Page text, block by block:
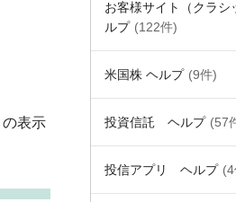
お客様サイト（クラ
ルプ (122件)
米国株 ヘルプ (9件)
投資信託 ヘルプ (57
投信アプリ ヘルプ
表示